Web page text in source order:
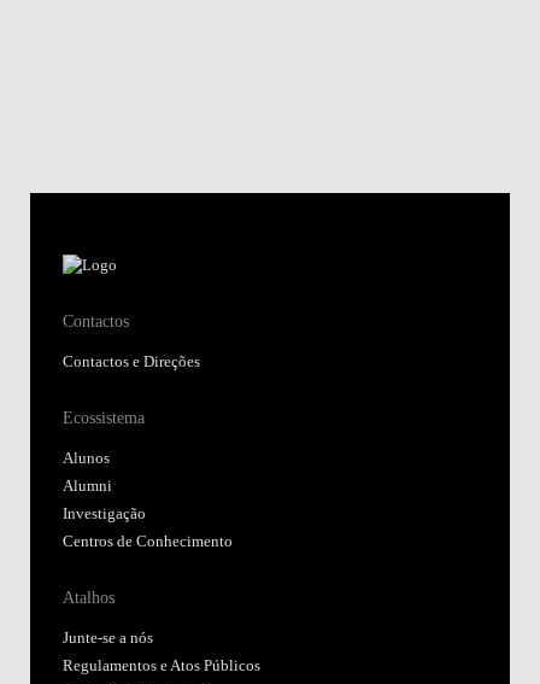
Contactos
Contactos e Direções
Ecossistema
Alunos
Alumni
Investigação
Centros de Conhecimento
Atalhos
Junte-se a nós
Regulamentos e Atos Públicos